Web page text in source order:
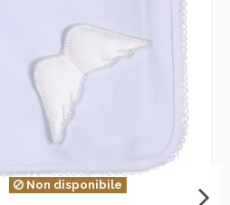
Non disponibile